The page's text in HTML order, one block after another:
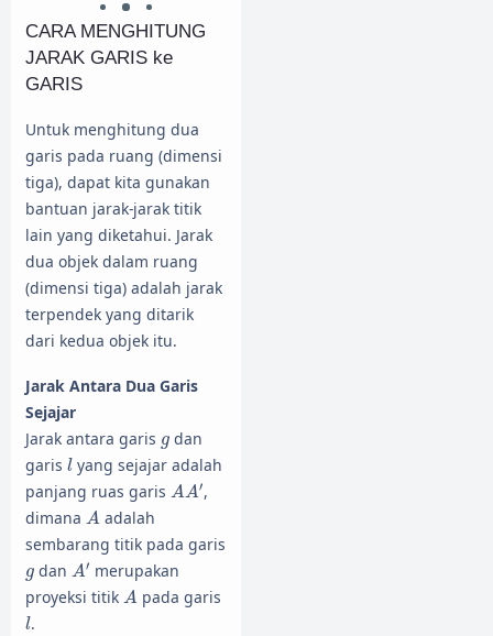
CARA MENGHITUNG
JARAK GARIS ke
GARIS
Untuk menghitung dua
garis pada ruang (dimensi
tiga), dapat kita gunakan
bantuan jarak-jarak titik
lain yang diketahui. Jarak
dua objek dalam ruang
(dimensi tiga) adalah jarak
terpendek yang ditarik
dari kedua objek itu.
Jarak Antara Dua Garis
Sejajar
Jarak antara garis g
g dan
garis ll yang sejajar adalah
panjang ruas garis AA′
A A′ ,
dimana A
A adalah
sembarang titik pada garis
g
g danA′
A′ merupakan
proyeksi titik A
A pada garis
ll.